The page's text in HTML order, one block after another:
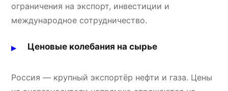
ограничения на экспорт, инвестиции и
международное сотрудничество.
Ценовые колебания на сырье
Россия — крупный экспортёр нефти и газа. Цены